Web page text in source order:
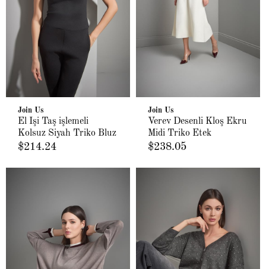
Join Us
El İşi Taş işlemeli
Kolsuz Siyah Triko Bluz
$214.24
Join Us
Verev Desenli Kloş Ekru
Midi Triko Etek
$238.05